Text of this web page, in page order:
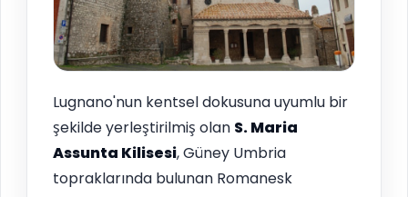
Lugnano'nun kentsel dokusuna uyumlu bir
şekilde yerleştirilmiş olan S. Maria
Assunta Kilisesi, Güney Umbria
topraklarında bulunan Romanesk